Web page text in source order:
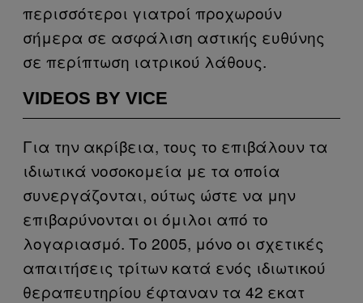
περισσότεροι γιατροί προχωρούν
σήμερα σε ασφάλιση αστικής ευθύνης
σε περίπτωση ιατρικού λάθους.
VIDEOS BY VICE
Για την ακρίβεια, τους το επιβάλουν τα
ιδιωτικά νοσοκομεία με τα οποία
συνεργάζονται, ούτως ώστε να μην
επιβαρύνονται οι όμιλοι από το
λογαριασμό. Το 2005, μόνο οι σχετικές
απαιτήσεις τρίτων κατά ενός ιδιωτικού
θεραπευτηρίου έφταναν τα 42 εκατ